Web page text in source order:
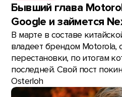
Бывший глава
Google и займется
В марте в составе
владеет брендом Motorola,
перестановки, по итогам
последней. Свой пост
Osterloh